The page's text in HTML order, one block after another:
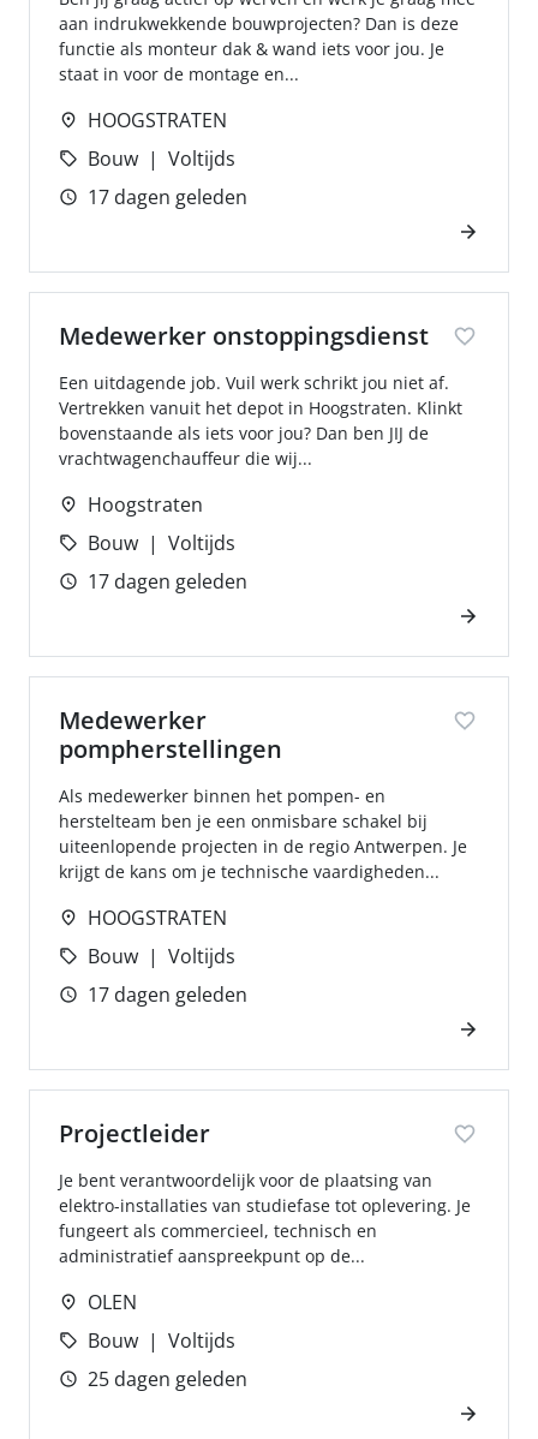
aan indrukwekkende bouwprojecten? Dan is deze
functie als monteur dak & wand iets voor jou. Je
staat in voor de montage en...
HOOGSTRATEN
Bouw
Voltijds
17 dagen geleden
Medewerker onstoppingsdienst
Een uitdagende job. Vuil werk schrikt jou niet af.
Vertrekken vanuit het depot in Hoogstraten. Klinkt
bovenstaande als iets voor jou? Dan ben JIJ de
vrachtwagenchauffeur die wij...
Hoogstraten
Bouw
Voltijds
17 dagen geleden
Medewerker
pompherstellingen
Als medewerker binnen het pompen- en
herstelteam ben je een onmisbare schakel bij
uiteenlopende projecten in de regio Antwerpen. Je
krijgt de kans om je technische vaardigheden...
HOOGSTRATEN
Bouw
Voltijds
17 dagen geleden
Projectleider
Je bent verantwoordelijk voor de plaatsing van
elektro-installaties van studiefase tot oplevering. Je
fungeert als commercieel, technisch en
administratief aanspreekpunt op de...
OLEN
Bouw
Voltijds
25 dagen geleden